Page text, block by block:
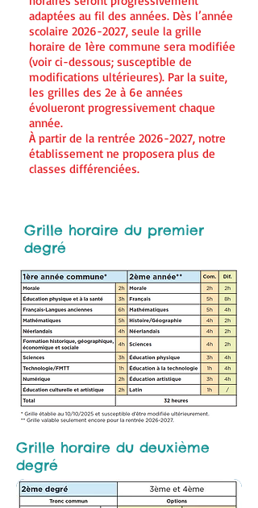
adaptées au fil des années. Dès l’année
scolaire 2026-2027, seule la grille
horaire de 1ère commune sera modifiée
(voir ci-dessous; susceptible de
modifications ultérieures). Par la suite,
les grilles des 2e à 6e années
évolueront progressivement chaque
année.
À partir de la rentrée 2026-2027, notre
établissement ne proposera plus de
classes différenciées.
Grille horaire du premier
degré
Grille horaire du deuxième
degré